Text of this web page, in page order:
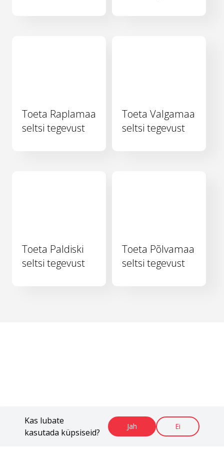
Kas lubate
kasutada küpsiseid?
Jah Ei
Toeta Raplamaa
seltsi tegevust
Toeta Valgamaa
seltsi tegevust
Toeta Paldiski
seltsi tegevust
Toeta Põlvamaa
seltsi tegevust